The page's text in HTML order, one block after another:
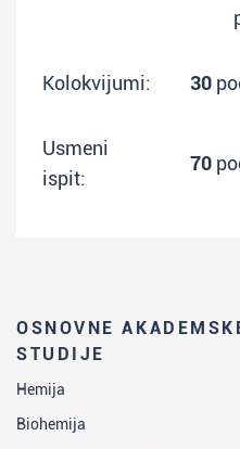
OSNOVNE
STUDIJE
Hemija
Biohemija
Kolokvijumi: 30
Usmeni
ispit:
70